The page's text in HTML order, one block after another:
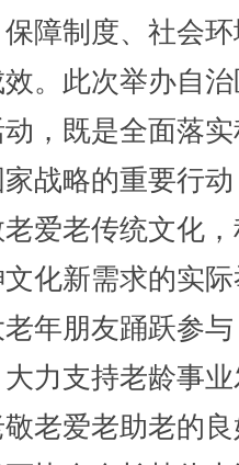
障制度、社会
。此次举办自
，既是全面落
战略的重要行
爱老传统文化
化新需求的实
年朋友踊跃参
力支持老龄事
老爱老助老的